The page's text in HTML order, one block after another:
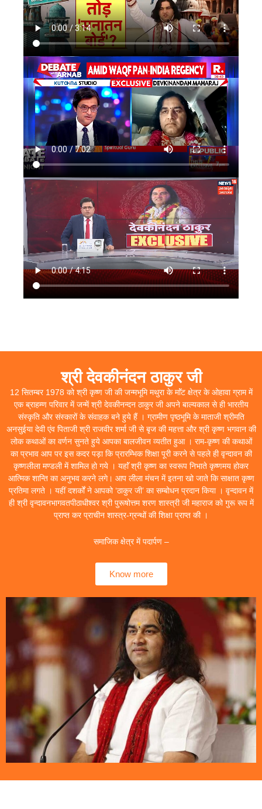
श्री देवकीनंदन ठाकुर जी
12 सितम्बर 1978 को श्री कृष्ण जी की जन्मभूमि मथुरा के माॅंट क्षेत्र के ओहावा ग्राम में
एक ब्राहम्ण परिवार में जन्में श्री देवकीनन्दन ठाकुर जी अपने बाल्यकाल से ही भारतीय
संस्कृति और संस्कारों के संवाहक बने हुये हैं । ग्रामीण पृष्ठभूमि के माताजी श्रीमति
अनसुईया देवी एंव पिताजी श्री राजवीर शर्मा जी से बृज की महत्ता और श्री कृष्ण भगवान की
लोक कथाओं का वर्णन सुनते हुये आपका बालजीवन व्यतीत हुआ । राम-कृष्ण की कथाओं
का प्रभाव आप पर इस कदर पड़ा कि प्रारम्भिक शिक्षा पूरी करने से पहले ही वृन्दावन की
कृष्णलीला मण्डली में शामिल हो गये । यहाॅं श्री कृष्ण का स्वरूप निभाते कृष्णमय होकर
आत्मिक शान्ति का अनुभव करने लगे। आप लीला मंचन में इतना खो जाते कि साक्षात कृष्ण
प्रतिमा लगते । यहीं दशर्कों ने आपको ‘ठाकुर जी’ का सम्बोधन प्रदान किया । वृन्दावन में
ही श्री वृन्दावनभागवतपीठाधीश्वर श्री पुरूषोत्तम शरण शास्त्री जी महाराज को गुरू रूप में
प्राप्त कर प्राचीन शास्त्र-ग्रन्थों की शिक्षा प्राप्त की ।
समाजिक क्षेत्र में पदार्पण –
Know more